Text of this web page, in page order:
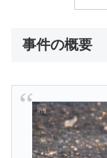
事件の概要